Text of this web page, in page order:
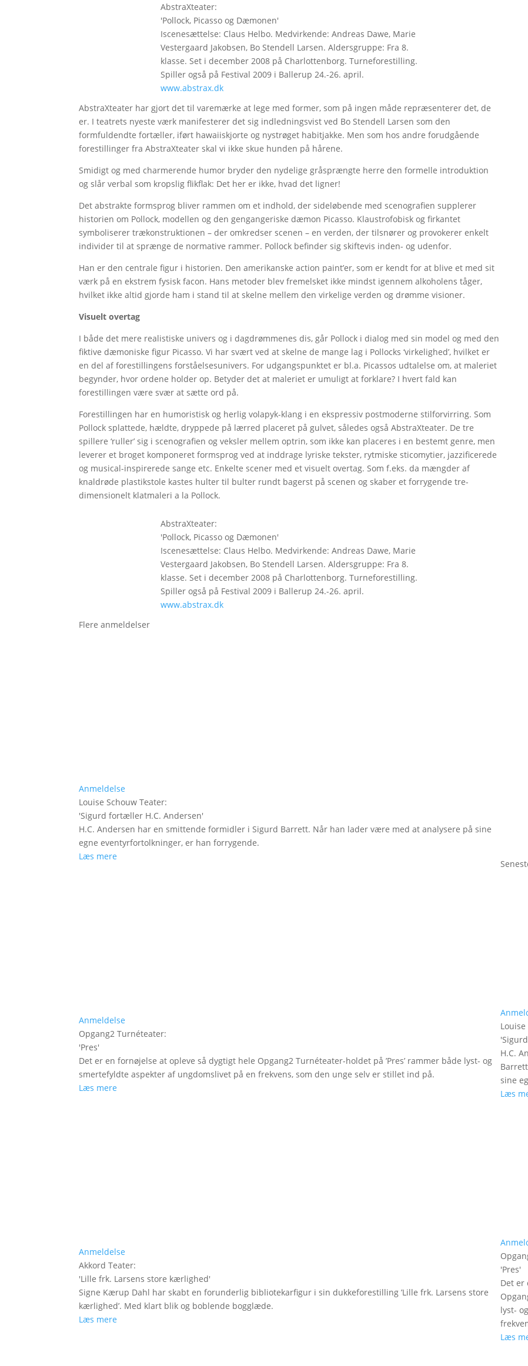
AbstraXteater:
'Pollock, Picasso og Dæmonen'
Iscenesættelse: Claus Helbo. Medvirkende: Andreas Dawe, Marie
Vestergaard Jakobsen, Bo Stendell Larsen. Aldersgruppe: Fra 8.
klasse. Set i december 2008 på Charlottenborg. Turneforestilling.
Spiller også på Festival 2009 i Ballerup 24.-26. april.
www.abstrax.dk
AbstraXteater har gjort det til varemærke at lege med former, som på ingen måde repræsenterer det, de
er. I teatrets nyeste værk manifesterer det sig indledningsvist ved Bo Stendell Larsen som den
formfuldendte fortæller, iført hawaiiskjorte og nystrøget habitjakke. Men som hos andre forudgående
forestillinger fra AbstraXteater skal vi ikke skue hunden på hårene.
Smidigt og med charmerende humor bryder den nydelige gråsprængte herre den formelle introduktion
og slår verbal som kropslig flikflak: Det her er ikke, hvad det ligner!
Det abstrakte formsprog bliver rammen om et indhold, der sideløbende med scenografien supplerer
historien om Pollock, modellen og den gengangeriske dæmon Picasso. Klaustrofobisk og firkantet
symboliserer trækonstruktionen – der omkredser scenen – en verden, der tilsnører og provokerer enkelt
individer til at sprænge de normative rammer. Pollock befinder sig skiftevis inden- og udenfor.
Han er den centrale figur i historien. Den amerikanske action paint’er, som er kendt for at blive et med sit
værk på en ekstrem fysisk facon. Hans metoder blev fremelsket ikke mindst igennem alkoholens tåger,
hvilket ikke altid gjorde ham i stand til at skelne mellem den virkelige verden og drømme visioner.
Visuelt overtag
I både det mere realistiske univers og i dagdrømmenes dis, går Pollock i dialog med sin model og med den
fiktive dæmoniske figur Picasso. Vi har svært ved at skelne de mange lag i Pollocks ‘virkelighed’, hvilket er
en del af forestillingens forståelsesunivers. For udgangspunktet er bl.a. Picassos udtalelse om, at maleriet
begynder, hvor ordene holder op. Betyder det at maleriet er umuligt at forklare? I hvert fald kan
forestillingen være svær at sætte ord på.
Forestillingen har en humoristisk og herlig volapyk-klang i en ekspressiv postmoderne stilforvirring. Som
Pollock splattede, hældte, dryppede på lærred placeret på gulvet, således også AbstraXteater. De tre
spillere ‘ruller’ sig i scenografien og veksler mellem optrin, som ikke kan placeres i en bestemt genre, men
leverer et broget komponeret formsprog ved at inddrage lyriske tekster, rytmiske sticomytier, jazzificerede
og musical-inspirerede sange etc. Enkelte scener med et visuelt overtag. Som f.eks. da mængder af
knaldrøde plastikstole kastes hulter til bulter rundt bagerst på scenen og skaber et forrygende tre-
dimensionelt klatmaleri a la Pollock.
AbstraXteater:
'Pollock, Picasso og Dæmonen'
Iscenesættelse: Claus Helbo. Medvirkende: Andreas Dawe, Marie
Vestergaard Jakobsen, Bo Stendell Larsen. Aldersgruppe: Fra 8.
klasse. Set i december 2008 på Charlottenborg. Turneforestilling.
Spiller også på Festival 2009 i Ballerup 24.-26. april.
www.abstrax.dk
Flere anmeldelser
Anmeldelse
Louise Schouw Teater:
'Sigurd fortæller H.C. Andersen'
H.C. Andersen har en smittende formidler i Sigurd Barrett. Når han lader være med at analysere på sine
egne eventyrfortolkninger, er han forrygende.
Læs mere
Anmeldelse
Opgang2 Turnéteater:
'Pres'
Det er en fornøjelse at opleve så dygtigt hele Opgang2 Turnéteater-holdet på ’Pres’ rammer både lyst- og
smertefyldte aspekter af ungdomslivet på en frekvens, som den unge selv er stillet ind på.
Læs mere
Anmeldelse
Akkord Teater:
'Lille frk. Larsens store kærlighed'
Signe Kærup Dahl har skabt en forunderlig bibliotekarfigur i sin dukkeforestilling ’Lille frk. Larsens store
kærlighed’. Med klart blik og boblende bogglæde.
Læs mere
'
H.C.
sine
Læs
'Pres'
Det er
lyst-
Læs